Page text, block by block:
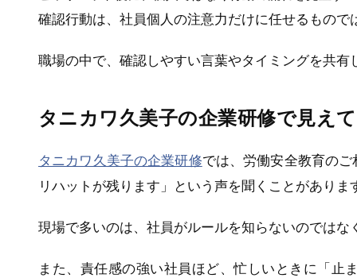
確認行動は、社員個人の注意力だけに任せるもので
職場の中で、確認しやすい言葉やタイミングを共有
タニカワ久美子の企業研修で見え
タニカワ久美子の企業研修では、労働安全教育の
リハットが残ります」という声を聞くことがありま
現場で多いのは、社員がルールを知らないのでは
また、責任感の強い社員ほど、忙しいときに「止